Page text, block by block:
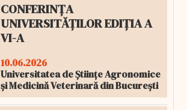
CONFERINȚA
UNIVERSITĂȚILOR EDIȚIA A
VI-A
10.06.2026
Universitatea de Științe Agronomice
și Medicină Veterinară din București